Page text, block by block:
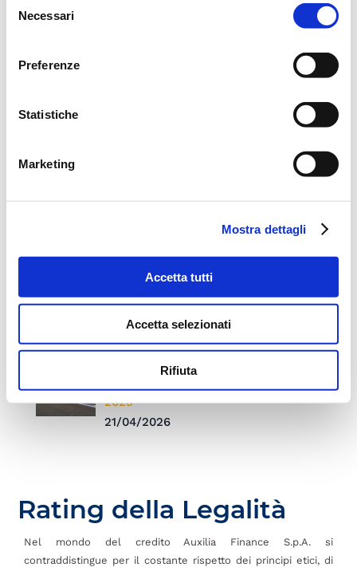
delNecessari
Preferenze
Statistiche
Marketing
Mostra dettagli
Accetta tutti
Accetta selezionati
Rifiuta
Inaugurato nuovo Auxilia Point a
Convention 2026: “ONE. Una Rete,
un Traguardo, una Visione” Auxilia
Nuova sede Auxilia Point Pomezia
Nuovo Auxilia Point Giugliano in
Campania
07/05/2026
2025
21/04/2026
Rating della Legalità
Nel mondo del credito Auxilia Finance S.p.A. si
contraddistingue per il costante rispetto dei principi etici, di